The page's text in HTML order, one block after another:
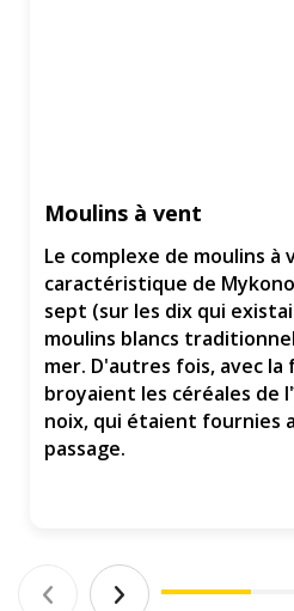
Moulins à vent
Le complexe de moulins à
caractéristique de
sept (sur les dix qui
moulins blancs
mer. D'autres fois, avec la
broyaient les céréales de
noix, qui étaient fournies
passage.